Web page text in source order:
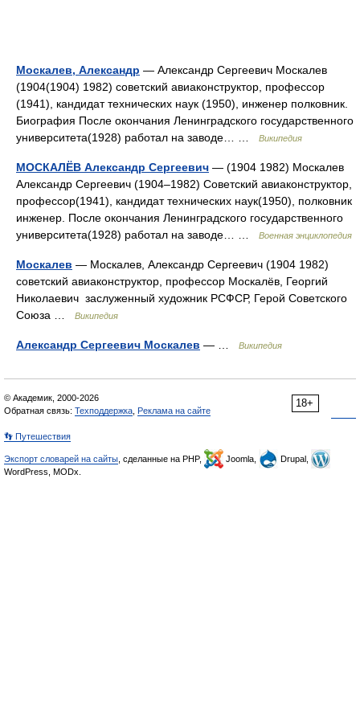
Москалев, Александр — Александр Сергеевич Москалев
(1904(1904) 1982) советский авиаконструктор, профессор
(1941), кандидат технических наук (1950), инженер полковник.
Биография После окончания Ленинградского государственного
университета(1928) работал на заводе… …
Википедия
МОСКАЛЁВ Александр Сергеевич — (1904 1982) Москалев
Александр Сергеевич (1904–1982) Советский авиаконструктор,
профессор(1941), кандидат технических наук(1950), полковник
инженер. После окончания Ленинградского государственного
университета(1928) работал на заводе… …
Военная энциклопедия
Москалев — Москалев, Александр Сергеевич (1904 1982)
советский авиаконструктор, профессор Москалёв, Георгий
Николаевич заслуженный художник РСФСР, Герой Советского
Союза …
Википедия
Александр Сергеевич Москалев — … Википедия
18+
© Академик, 2000-2026
Обратная связь: Техподдержка Реклама на сайте
👣 Путешествия
Экспорт словарей на сайты , сделанные на PHP, Joomla,
Drupal,
WordPress, MODx.